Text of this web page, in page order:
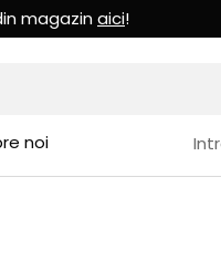
magazin aici!
noi